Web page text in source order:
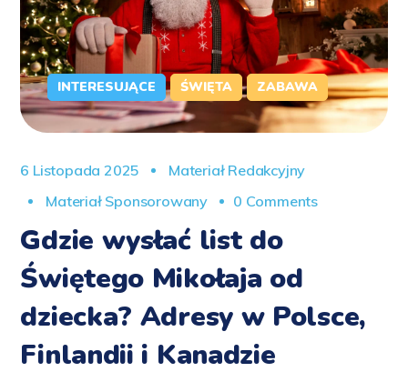
INTERESUJĄCE ŚWIĘTA ZABAWA
6 Listopada 2025
Materiał Redakcyjny
Materiał Sponsorowany
0 Comments
Gdzie wysłać list do
Świętego Mikołaja od
dziecka? Adresy w Polsce,
Finlandii i Kanadzie